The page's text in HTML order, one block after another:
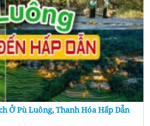
Ở Pù Luông, Thanh Hóa Hấp Dẫn